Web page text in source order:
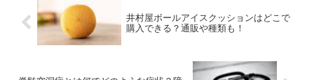
井村屋ボールアイスクッションはどこで
購入できる？通販や種類も！